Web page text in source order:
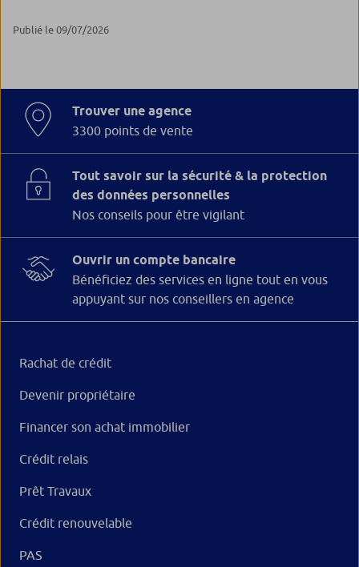
Publié le 09/07/2026
Trouver une agence
3300 points de vente
Tout savoir sur la sécurité & la protection
des données personnelles
Nos conseils pour être vigilant
Ouvrir un compte bancaire
Bénéficiez des services en ligne tout en vous
appuyant sur nos conseillers en agence
Rachat de crédit
Devenir propriétaire
Financer son achat immobilier
Crédit relais
Prêt Travaux
Crédit renouvelable
PAS